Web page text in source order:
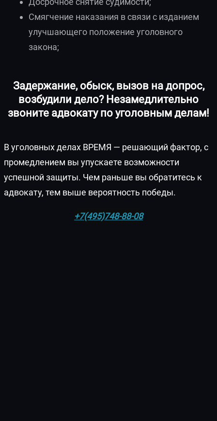
Смягчение наказания в связи с изданием
улучшающего положение уголовного
закона;
Задержание, обыск, вызов на допрос,
возбудили дело? Незамедлительно
звоните адвокату по уголовным делам!
В уголовных делах ВРЕМЯ — решающий фактор, с
промедлением вы упускаете возможности
успешной защиты. Чем раньше вы обратитесь к
адвокату, тем выше вероятность победы.
+7(495)748-88-08